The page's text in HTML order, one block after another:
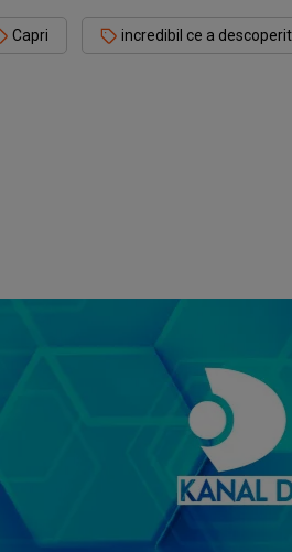
Capri incredibil ce a descoperit